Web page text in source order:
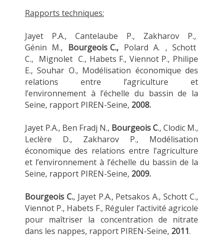
Rapports techniques:
Jayet P.A., Cantelaube P., Zakharov P.,
Génin M., Bourgeois C., Polard A. , Schott
C., Mignolet C., Habets F., Viennot P., Philipe
E., Souhar O., Modélisation économique des
relations entre l’agriculture et
l’environnement à l’échelle du bassin de la
Seine, rapport PIREN-Seine, 2008.
Jayet P.A., Ben Fradj N., Bourgeois C., Clodic M.,
Leclère D., Zakharov P., Modélisation
économique des relations entre l’agriculture
et l’environnement à l’échelle du bassin de la
Seine, rapport PIREN-Seine, 2009.
Bourgeois C., Jayet P.A., Petsakos A., Schott C.,
Viennot P., Habets F., Réguler l’activité agricole
pour maîtriser la concentration de nitrate
dans les nappes, rapport PIREN-Seine, 2011.